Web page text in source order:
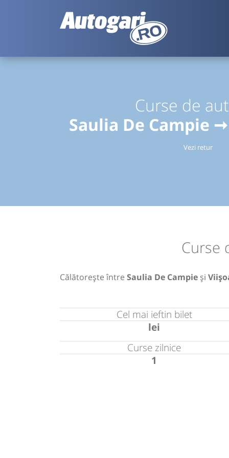
Curse de
Saulia De Campie
Vezi retur
Curse
Călătorește între Saulia De Campie și
Cel mai ieftin bilet
lei
Curse zilnice
1